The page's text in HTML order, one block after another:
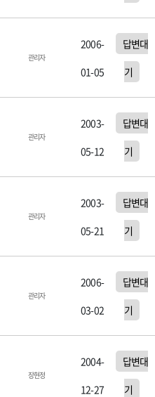
관리자
2006-
01-05
답변대
기
관리자
2003-
05-12
답변대
기
관리자
2003-
05-21
답변대
기
관리자
2006-
03-02
답변대
기
장현정
2004-
12-27
답변대
기